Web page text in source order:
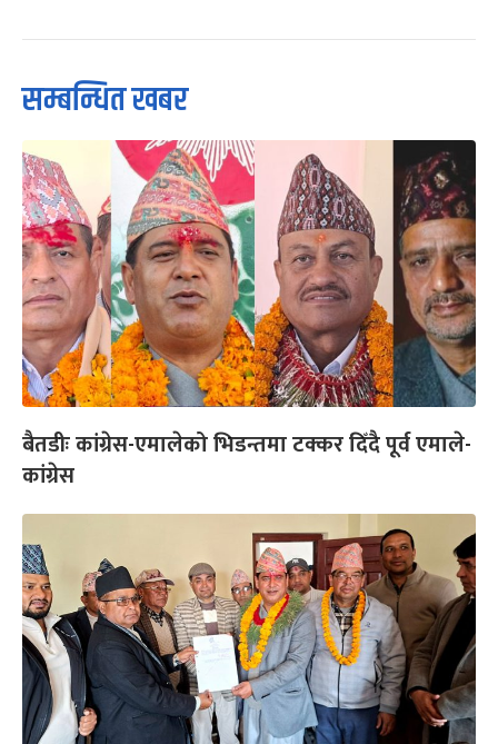
सम्बन्धित खबर
बैतडीः कांग्रेस-एमालेको भिडन्तमा टक्कर दिँदै पूर्व एमाले-
कांग्रेस